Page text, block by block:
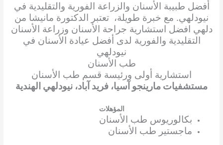
أفضل طبيبة الأسنان والزراعة الفورية والتقليدية في
نيودلهي. مع خبرة طويلة، تعتبر الدكتورة مانيشا من
دلهي افضل استشارية جراحة الأسنان وزراعة الأسنان
التقليدية والفورية لدى أفضل عيادة الأسنان في
نيودلهي
طب الأسنان
استشارية أولى ورئيسة قسم طب الأسنان
مستشفيات مارينجو آسيا، فريد آباد، نيودلهي الهندية
المؤهلات
بكالوريوس طب الأسنان
ماجستير طب الأسنان